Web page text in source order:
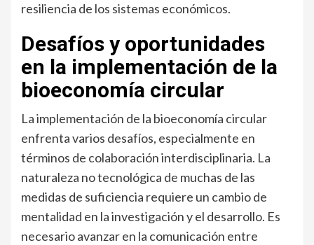
resiliencia de los sistemas económicos.
Desafíos y oportunidades
en la implementación de la
bioeconomía circular
La implementación de la bioeconomía circular
enfrenta varios desafíos, especialmente en
términos de colaboración interdisciplinaria. La
naturaleza no tecnológica de muchas de las
medidas de suficiencia requiere un cambio de
mentalidad en la investigación y el desarrollo. Es
necesario avanzar en la comunicación entre